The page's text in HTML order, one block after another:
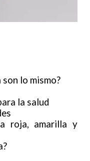
lo mismo?
la salud
roja, amarilla y